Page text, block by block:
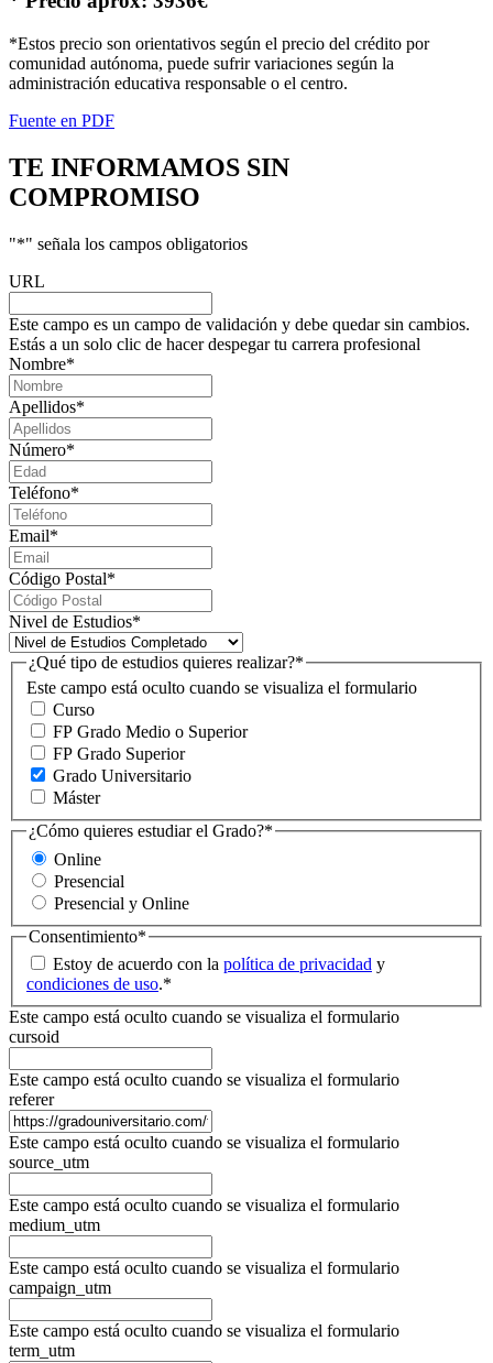
*Estos precio son orientativos según el precio del crédito por
comunidad autónoma, puede sufrir variaciones según la
administración educativa responsable o el centro.
Fuente en PDF
TE INFORMAMOS SIN
COMPROMISO
"*" señala los campos obligatorios
URL
Este campo es un campo de validación y debe quedar sin cambios.
Estás a un solo clic de hacer despegar tu carrera profesional
Nombre*
Apellidos*
Número*
Teléfono*
Email*
Código Postal*
Nivel de Estudios*
Este campo está oculto cuando se visualiza el formulario
¿Qué tipo de estudios quieres realizar?*
Curso
FP Grado Medio o Superior
FP Grado Superior
Grado Universitario
Máster
¿Cómo quieres estudiar el Grado?*
Online
Presencial
Presencial y Online
Consentimiento*
Estoy de acuerdo con la política de privacidad y
condiciones de uso.*
Este campo está oculto cuando se visualiza el formulario
cursoid
Este campo está oculto cuando se visualiza el formulario
referer
Este campo está oculto cuando se visualiza el formulario
source_utm
Este campo está oculto cuando se visualiza el formulario
medium_utm
Este campo está oculto cuando se visualiza el formulario
campaign_utm
Este campo está oculto cuando se visualiza el formulario
term_utm